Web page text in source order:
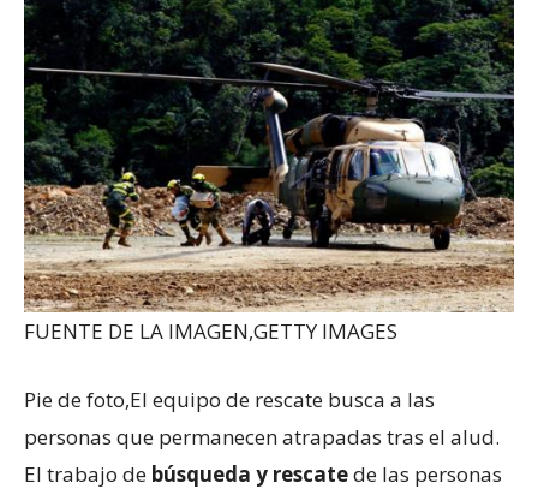
FUENTE DE LA IMAGEN,GETTY IMAGES
Pie de foto,El equipo de rescate busca a las
personas que permanecen atrapadas tras el alud.
El trabajo de búsqueda y rescatede las personas